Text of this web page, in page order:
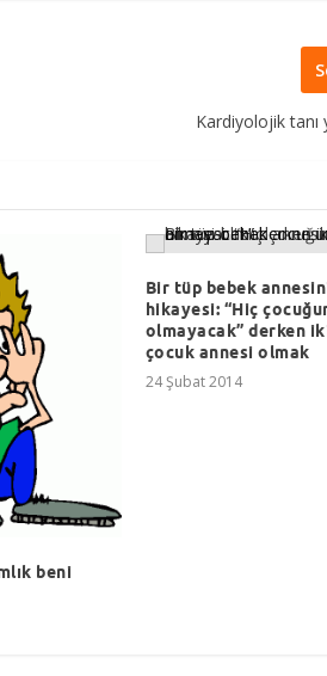
Kardiyolojik
beni
Bir tüp bebek
hikayesi: “Hiç
olmayacak” derken
çocuk annesi olmak
24 Şubat 2014